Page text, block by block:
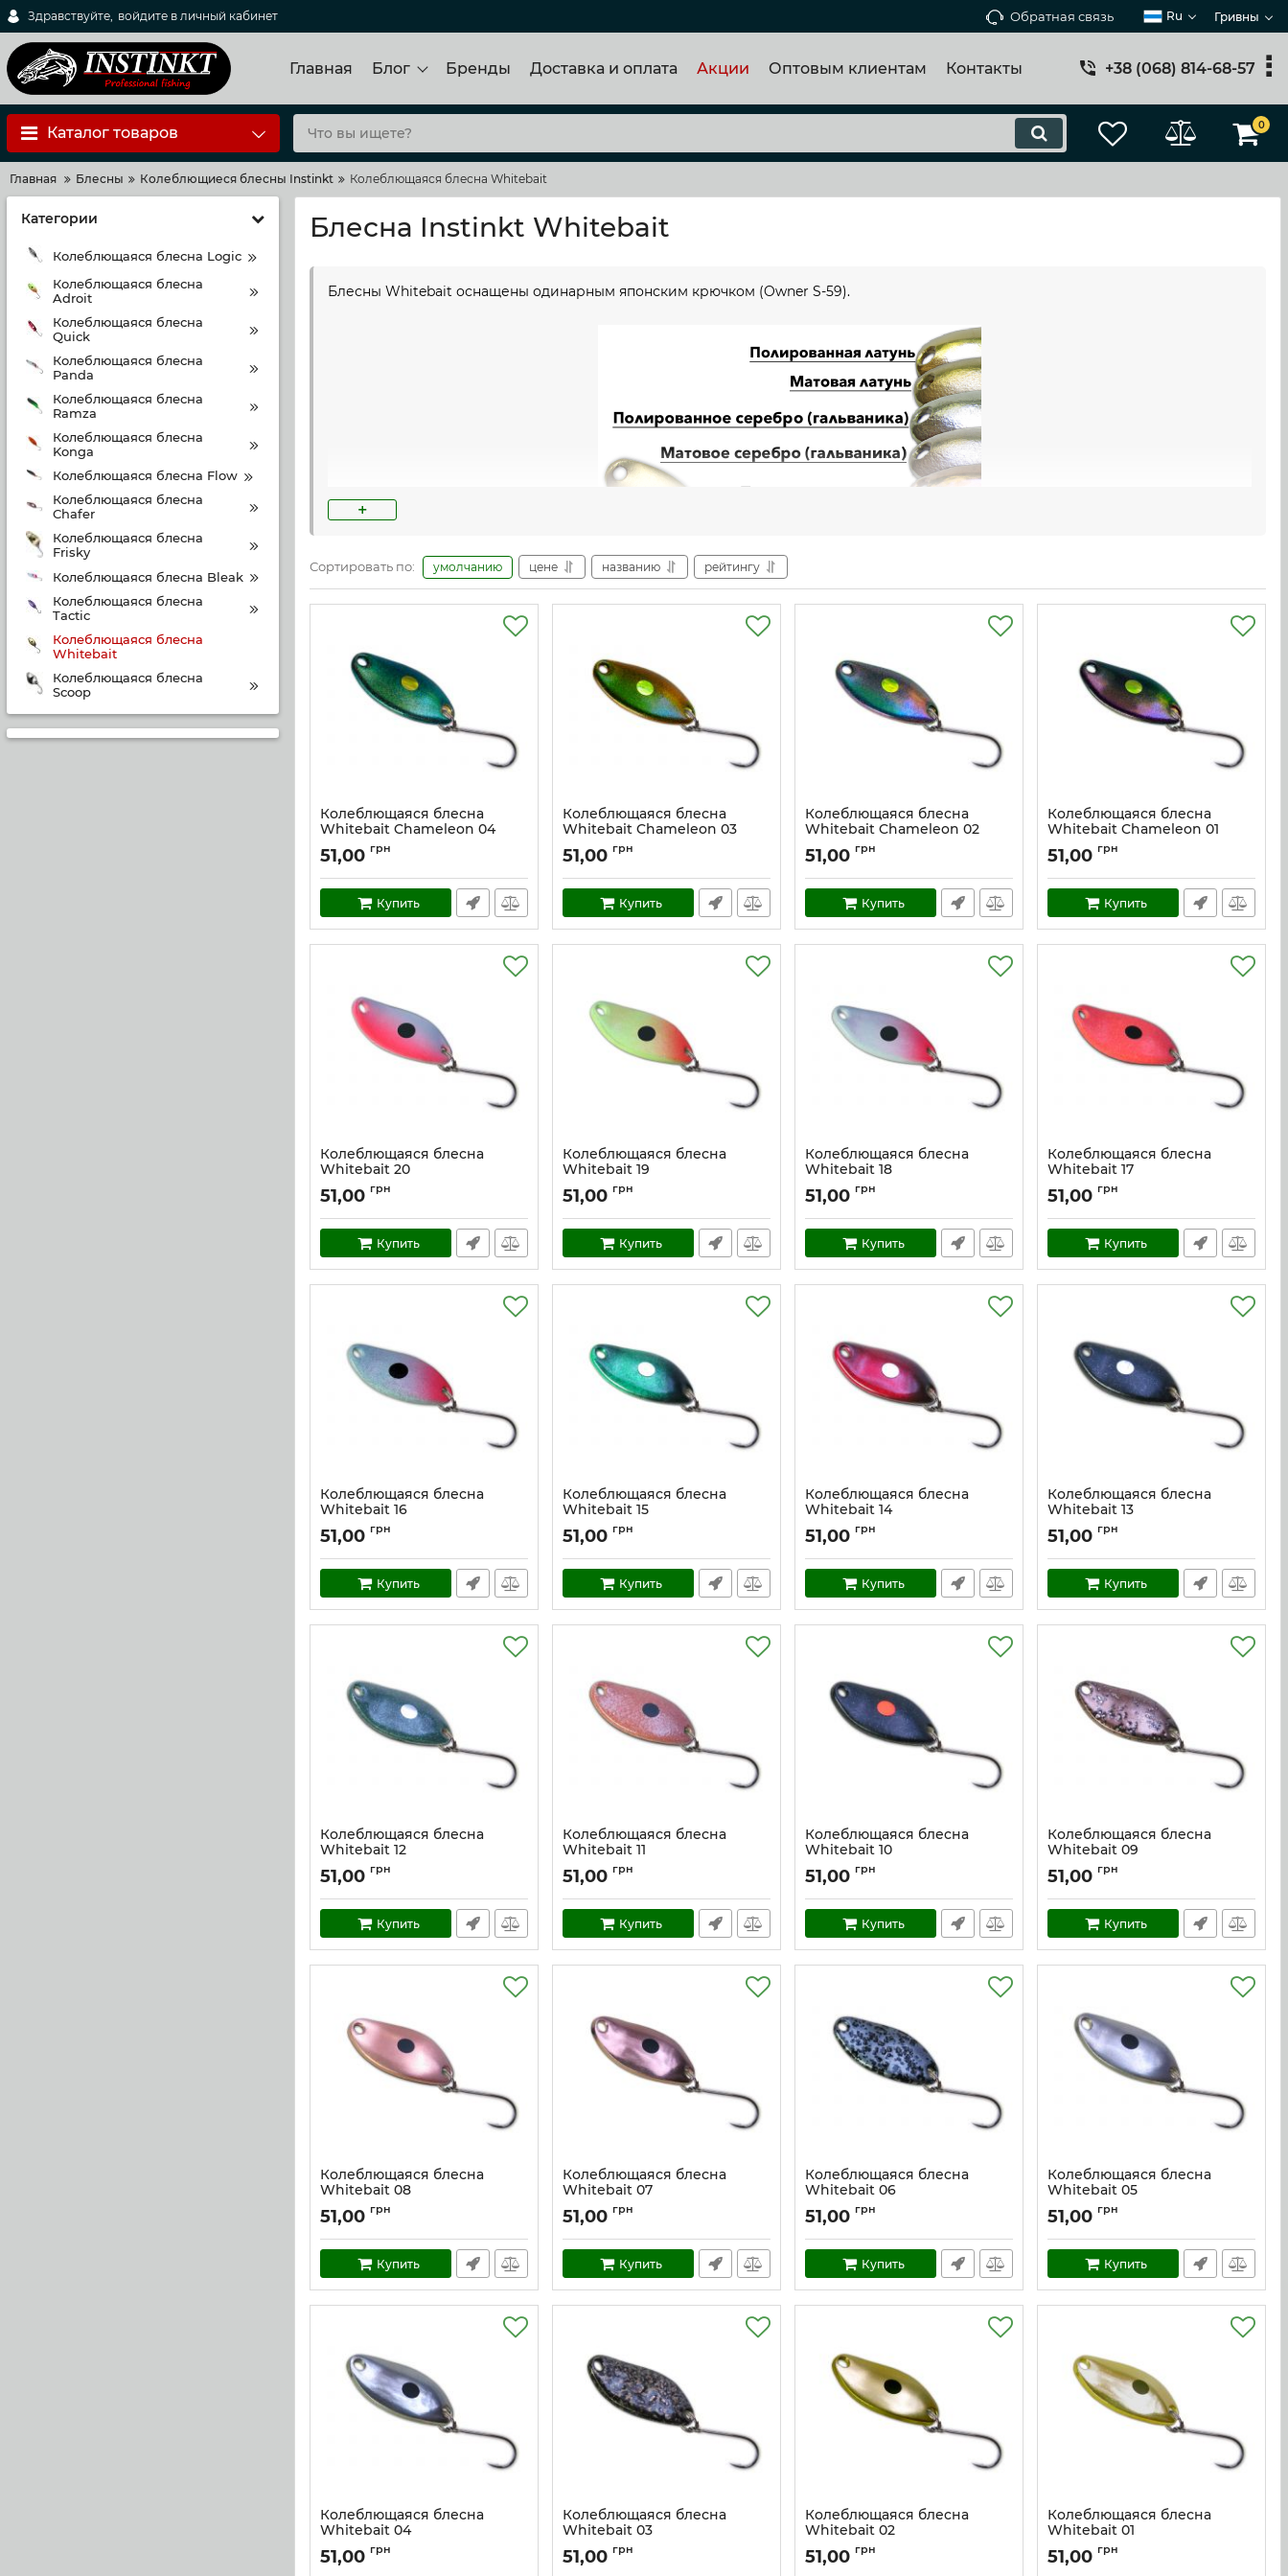
Здравствуйте, войдите в личный кабинет Обратная связь Ru Гривны
Главная Блог Бренды Доставка и оплата Акции Оптовым клиентам Контакты +38 (068) 814-68-57
Каталог товаров 0
Главная Блесны Колеблющиеся блесны Instinkt Колеблющаяся блесна Whitebait
Категории
Колеблющаяся блесна Logic
Колеблющаяся блесна
Adroit
Колеблющаяся блесна
Quick
Колеблющаяся блесна
Panda
Колеблющаяся блесна
Ramza
Колеблющаяся блесна
Konga
Колеблющаяся блесна Flow
Колеблющаяся блесна
Chafer
Колеблющаяся блесна
Frisky
Колеблющаяся блесна Bleak
Колеблющаяся блесна
Tactic
Колеблющаяся блесна
Whitebait
Колеблющаяся блесна
Scoop
Блесна Instinkt Whitebait
Блесны Whitebait оснащены одинарным японским крючком (Owner S-59).
+
Сортировать по: умолчанию цене названию рейтингу
Колеблющаяся блесна
Whitebait Chameleon 04
Артикул: w_ch_4
51,00 грн
Купить
Колеблющаяся блесна
Whitebait Chameleon 03
Артикул: w_ch_3
51,00 грн
Купить
Колеблющаяся блесна
Whitebait Chameleon 02
Артикул: w_ch_2
51,00 грн
Купить
Колеблющаяся блесна
Whitebait Chameleon 01
Артикул: w_ch_1
51,00 грн
Купить
Колеблющаяся блесна
Whitebait 20
Артикул: w_20
51,00 грн
Купить
Колеблющаяся блесна
Whitebait 19
Артикул: w_19
51,00 грн
Купить
Колеблющаяся блесна
Whitebait 18
Артикул: w_18
51,00 грн
Купить
Колеблющаяся блесна
Whitebait 17
Артикул: w_17
51,00 грн
Купить
Колеблющаяся блесна
Whitebait 16
Артикул: w_16
51,00 грн
Купить
Колеблющаяся блесна
Whitebait 15
Артикул: w_15
51,00 грн
Купить
Колеблющаяся блесна
Whitebait 14
Артикул: w_14
51,00 грн
Купить
Колеблющаяся блесна
Whitebait 13
Артикул: w_13
51,00 грн
Купить
Колеблющаяся блесна
Whitebait 12
Артикул: w_12
51,00 грн
Купить
Колеблющаяся блесна
Whitebait 11
Артикул: w_11
51,00 грн
Купить
Колеблющаяся блесна
Whitebait 10
Артикул: w_10
51,00 грн
Купить
Колеблющаяся блесна
Whitebait 09
Артикул: w_9
51,00 грн
Купить
Колеблющаяся блесна
Whitebait 08
Артикул: w_8
51,00 грн
Купить
Колеблющаяся блесна
Whitebait 07
Артикул: w_7
51,00 грн
Купить
Колеблющаяся блесна
Whitebait 06
Артикул: w_6
51,00 грн
Купить
Колеблющаяся блесна
Whitebait 05
Артикул: w_5
51,00 грн
Купить
Колеблющаяся блесна
Whitebait 04
Артикул: w_4
51,00 грн
Колеблющаяся блесна
Whitebait 03
Артикул: w_3
51,00 грн
Колеблющаяся блесна
Whitebait 02
Артикул: w_2
51,00 грн
Колеблющаяся блесна
Whitebait 01
Артикул: w_1
51,00 грн